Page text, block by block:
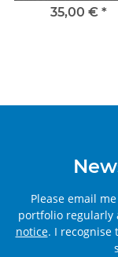
35,00 € *
Please email
portfolio regularly
notice. I recognise